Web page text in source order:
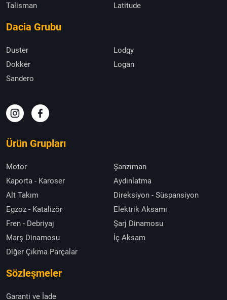
Talisman
Latitude
Dacia Grubu
Duster
Lodgy
Dokker
Logan
Sandero
Ürün Grupları
Motor
Şanzıman
Kaporta - Karoser
Aydınlatma
Alt Takım
Direksiyon - Süspansiyon
Egzoz - Katalizör
Elektrik Aksamı
Fren - Debriyaj
Şarj Dinamosu
Marş Dinamosu
İç Aksam
Diğer Çıkma Parçalar
Sözleşmeler
Garanti ve İade